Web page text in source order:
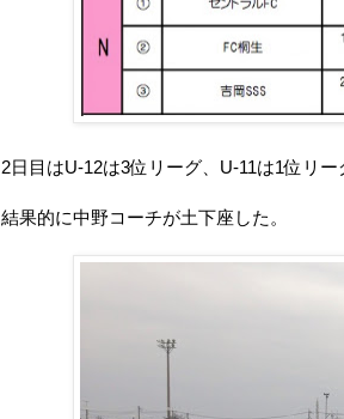
2日目はU-12は3位リーグ、U-11は1位リー
結果的に中野コーチが土下座した。